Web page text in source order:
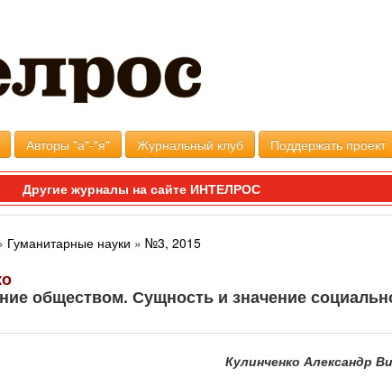
Авторы "а"-"я" Журнальный клуб Поддержать проект
Другие журналы на сайте ИНТЕЛРОС
Гуманитарные науки » №3, 2015
обществом. Сущность и значение
Кулинченко Александр